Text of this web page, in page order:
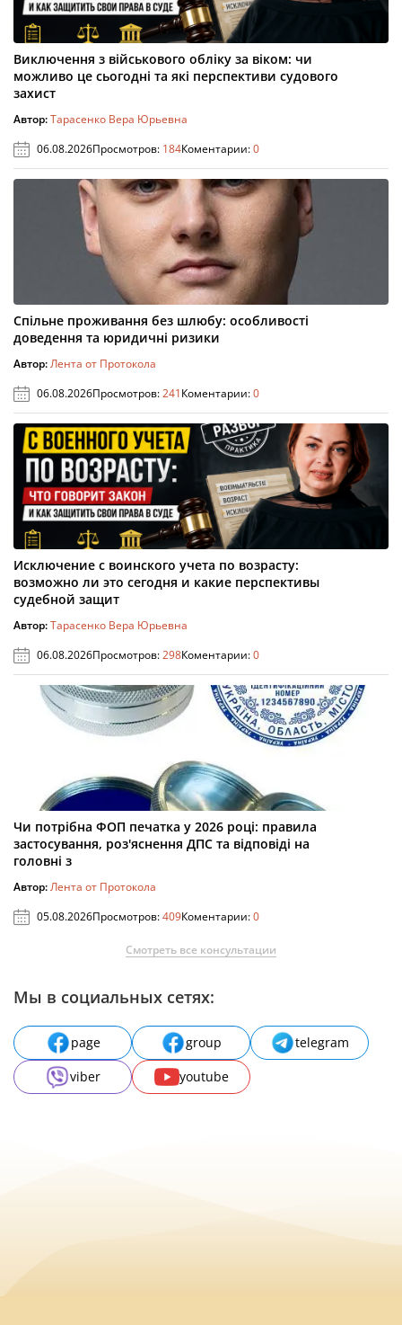
Виключення з військового обліку за віком: чи
можливо це сьогодні та які перспективи судового
захист
Автор:Тарасенко Вера Юрьевна
06.08.2026Просмотров: 184Коментарии:0
Спільне проживання без шлюбу: особливості
доведення та юридичні ризики
Автор:Лента от Протокола
06.08.2026Просмотров:241Коментарии:0
Исключение с воинского учета по возрасту:
возможно ли это сегодня и какие перспективы
судебной защит
Автор:Тарасенко Вера Юрьевна
06.08.2026Просмотров:298Коментарии:0
Чи потрібна ФОП печатка у 2026 році: правила
застосування, роз'яснення ДПС та відповіді на
головні з
Автор:Лента от Протокола
05.08.2026Просмотров:409Коментарии:0
Смотреть все консультации
Мы в социальных сетях:
page group
telegram
viber
youtube